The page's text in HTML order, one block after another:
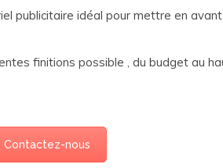
publicitaire idéal pour mettre en
finitions possible , du budget au
Contactez-nous